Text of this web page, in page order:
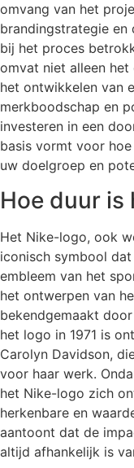
omvang van het
brandingstrategie en
bij het proces
omvat niet alleen
het ontwikkelen van
merkboodschap en
investeren in een
basis vormt voor
uw doelgroep en
Hoe duur is
Het Nike-logo, ook
iconisch symbool
embleem van het
het ontwerpen van
bekendgemaakt
het logo in 1971 is
Carolyn Davidson,
voor haar werk.
het Nike-logo zich
herkenbare en
aantoont dat de
altijd afhankelijk is